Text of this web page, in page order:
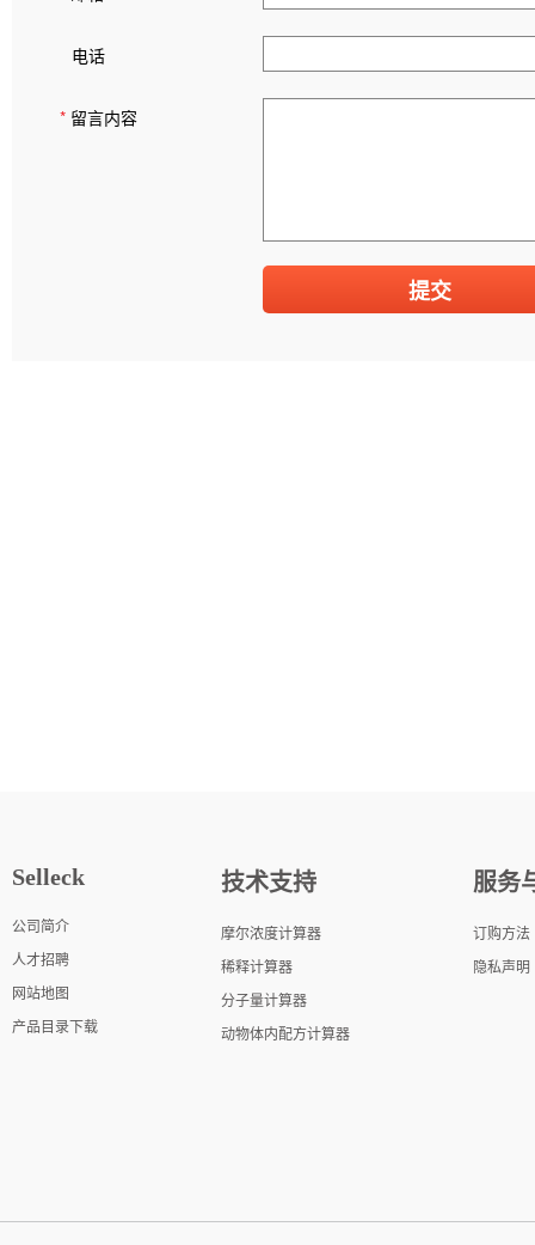
电话
* 留言内容
Selleck
公司简介
人才招聘
网站地图
产品目录下载
技术支持
摩尔浓度计算器
稀释计算器
分子量计算器
动物体内配方计算器
服务
订购方法
隐私声明